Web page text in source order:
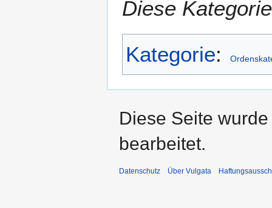
Diese
Kategorie:
Diese Seite
bearbeitet.
Datenschutz Über Vulgata